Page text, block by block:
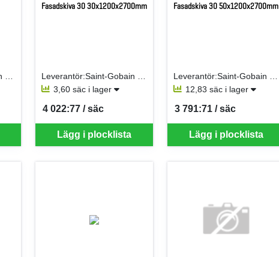
Fasadskiva 30 30x1200x2700mm
3,60 säc i lager
Lägg i plocklista
4 022:77 / säc
SEK per SÄC
Fasadskiva 30 50x1200x2700mm
12,83 säc i lager
Lägg i plocklista
3 791:71 / säc
SEK per SÄC